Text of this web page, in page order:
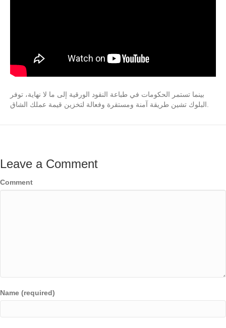
بينما تستمر الحكومات في طباعة النقود الورقية إلى ما لا نهاية، توفر
Leave a Comment
Comment
Name (required)